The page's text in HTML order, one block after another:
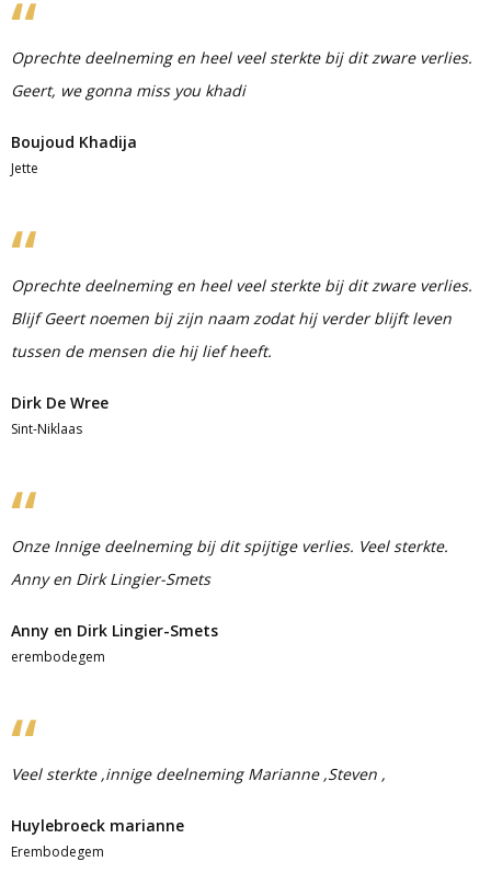
Oprechte deelneming en heel veel sterkte bij dit zware verlies.
Geert, we gonna miss you khadi
Boujoud Khadija
Jette
Oprechte deelneming en heel veel sterkte bij dit zware verlies.
Blijf Geert noemen bij zijn naam zodat hij verder blijft leven
tussen de mensen die hij lief heeft.
Dirk De Wree
Sint-Niklaas
Onze Innige deelneming bij dit spijtige verlies. Veel sterkte.
Anny en Dirk Lingier-Smets
Anny en Dirk Lingier-Smets
erembodegem
Veel sterkte ,innige deelneming Marianne ,Steven ,
Huylebroeck marianne
Erembodegem